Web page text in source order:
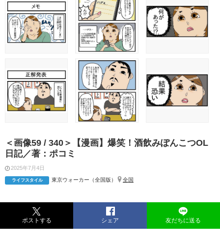
＜画像59 / 340＞【漫画】爆笑！酒飲みぽんこつOL
日記／著：ポコミ
2025年7月4日
ライフスタイル 東京ウォーカー（全国版） 全国
ポストする シェア 友だちに送る